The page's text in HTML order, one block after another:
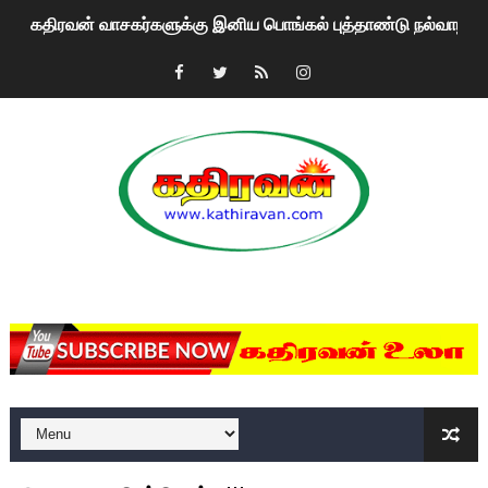
மகிந்த ராஜபக்சே பதவி விலக திட்டம்?
ரவுடி பேபிக்கு நடந்த தரமான சம்பவம்.. ஆபாச வீடியோக்களால்
காணாமல் போகும் பிள்ளையார்கள்!
குண்டை தூக்கிப்போட்ட ஆய்வு…. இந்தியாவின் “கோவிஷீல்டு”
யாழில் தமிழின தலைவர் பிரபாகரனின் பிறந்தநாளை
சீனா இலங்கையிடம் 8 மில்லியன் அமெரிக்க டொலர் நட்டஈடு
01/11/2021 Scotland ல் நடைபெறும் கண்டனப்
பாலச்சந்திரன் மற்றும் தன்னிடம் படித்த மாணவர்கள் தொடர்பில்